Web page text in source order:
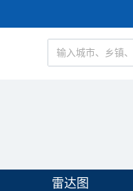
雷达图